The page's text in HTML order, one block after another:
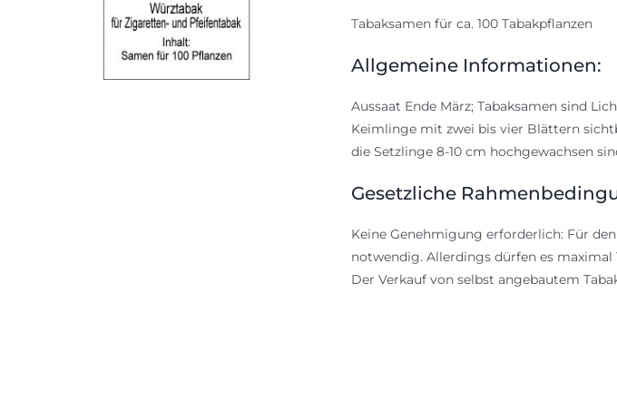
Tabaksamen für ca. 100 Tabakpflanzen
Allgemeine Informationen:
Aussaat Ende März; Tabaksamen sind
Keimlinge mit zwei bis vier Blättern
die Setzlinge 8-10 cm hochgewachsen
Gesetzliche
Keine Genehmigung erforderlich: Für
notwendig. Allerdings dürfen es maximal
Der Verkauf von selbst angebautem